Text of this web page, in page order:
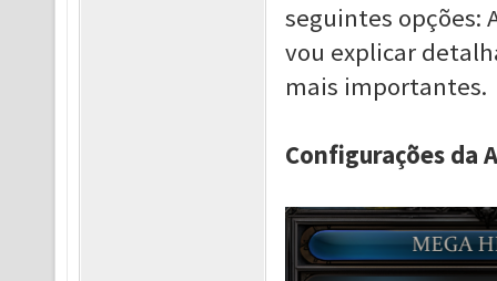
seguintes opções:
vou explicar
mais importantes.
Configurações da